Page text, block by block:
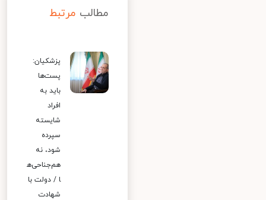
مطالب مرتبط
پزشکیان:
پست‌ها
باید به
افراد
شایسته
سپرده
شود، نه
هم‌جناحی‌ه
ا / دولت با
شهادت